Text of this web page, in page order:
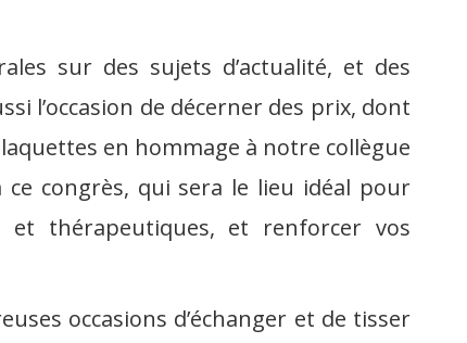
sur des sujets d’actualité, et des
l’occasion de décerner des prix, dont
en hommage à notre collègue
congrès, qui sera le lieu idéal pour
et thérapeutiques, et renforcer vos
occasions d’échanger et de tisser